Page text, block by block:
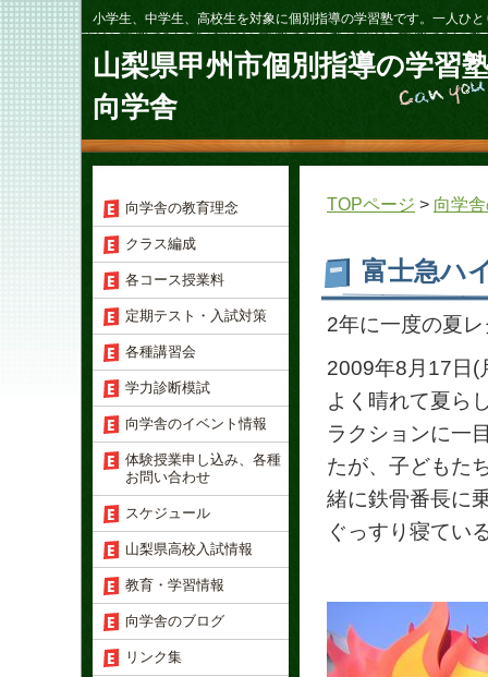
小学生、中学生、高校生を対象に個別指導の学習塾です。一人ひ
山梨県甲州市個別指導の学習
向学舎
TOPページ > 向学
富士急ハ
2年に一度の夏
2009年8月17日(
よく晴れて夏ら
ラクションに一
たが、子どもた
緒に鉄骨番長に
ぐっすり寝てい
向学舎の教育理念
クラス編成
各コース授業料
定期テスト・入試対策
各種講習会
学力診断模試
向学舎のイベント情報
体験授業申し込み、各種
お問い合わせ
スケジュール
山梨県高校入試情報
教育・学習情報
向学舎のブログ
リンク集